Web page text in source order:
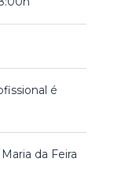
é
da Feira